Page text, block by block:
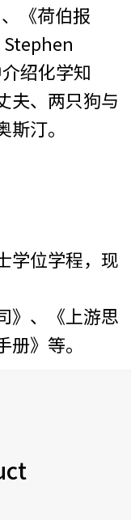
《荷伯报
绍化学知
夫、两只狗与
汀。
学位学程，现
》、《上游思
》等。